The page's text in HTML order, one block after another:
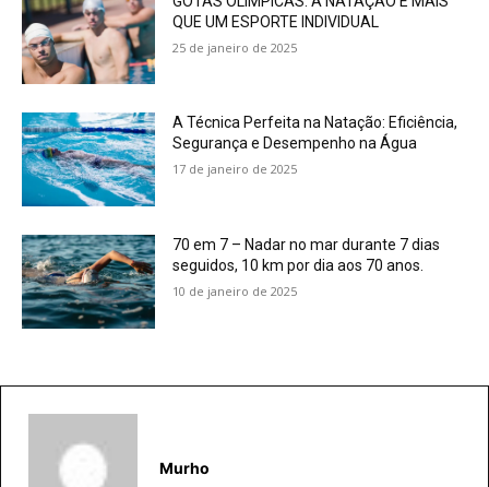
QUE UM ESPORTE INDIVIDUAL
25 de janeiro de 2025
A Técnica Perfeita na Natação: Eficiência,
Segurança e Desempenho na Água
17 de janeiro de 2025
70 em 7 – Nadar no mar durante 7 dias
seguidos, 10 km por dia aos 70 anos.
10 de janeiro de 2025
Murho